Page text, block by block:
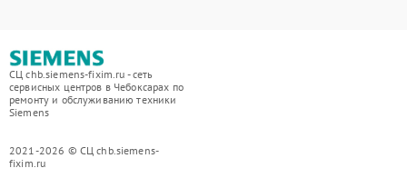
СЦ chb.siemens-fixim.ru - сеть
сервисных центров в Чебоксарах по
ремонту и обслуживанию техники
Siemens
2021-2026 © СЦ chb.siemens-
fixim.ru